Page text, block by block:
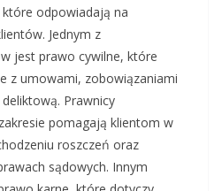
odpowiadają na
Jednym z
jest prawo cywilne, które
z umowami, zobowiązaniami
Prawnicy
pomagają klientom w
roszczeń oraz
sądowych. Innym